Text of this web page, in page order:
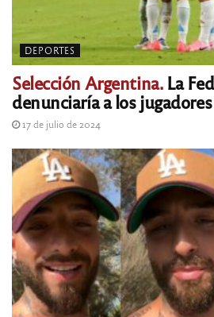
DEPORTES
Selección Argentina.La
denunciaría a los
17 de julio de 2024